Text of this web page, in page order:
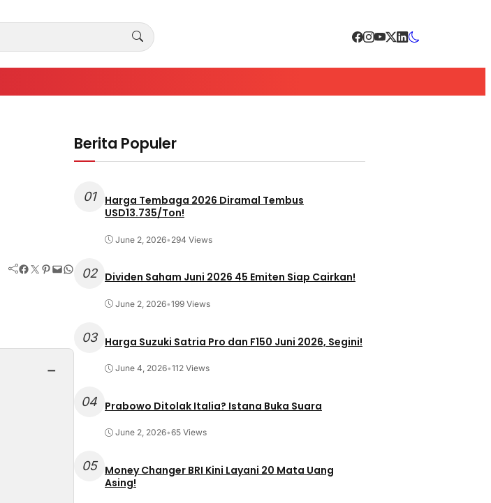
Facebook Twitter Pinterest Mail WhatsApp
−
Berita Populer
01
Harga Tembaga 2026 Diramal Tembus
USD13.735/Ton!
June 2, 2026• 294 Views
02 Dividen Saham Juni 2026 45 Emiten Siap Cairkan!
June 2, 2026•199 Views
03 Harga Suzuki Satria Pro dan F150 Juni 2026, Segini!
June 4, 2026•112 Views
04 Prabowo Ditolak Italia? Istana Buka Suara
June 2, 2026•65 Views
05
Money Changer BRI Kini Layani 20 Mata Uang
Asing!